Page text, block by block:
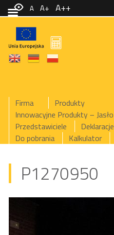
Firma
Produkty
Innowacyjne Produkty – Jasło
Przedstawiciele
Deklaracje
Do pobrania
Kalkulator
P1270950
A A+ A++